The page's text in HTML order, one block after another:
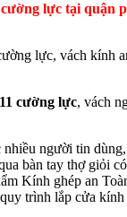
lực tại quận
lực, vách kính
cường lực, vách
nhiều người tin
bàn tay thợ giỏi
Kính ghép an
trình lắp cửa